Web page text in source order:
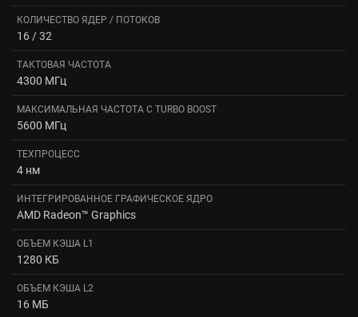
КОЛИЧЕСТВО ЯДЕР / ПОТОКОВ
16 / 32
ТАКТОВАЯ ЧАСТОТА
4300 МГц
МАКСИМАЛЬНАЯ ЧАСТОТА С TURBO BOOST
5600 МГц
ТЕХПРОЦЕСС
4 нм
ИНТЕГРИРОВАННОЕ ГРАФИЧЕСКОЕ ЯДРО
AMD Radeon™ Graphics
ОБЪЕМ КЭША L1
1280 КБ
ОБЪЕМ КЭША L2
16 МБ